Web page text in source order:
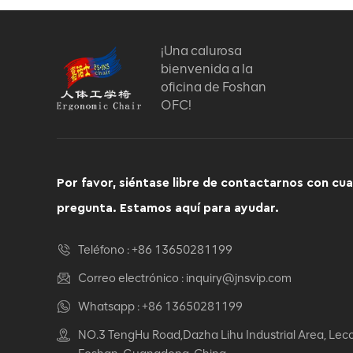
¡Una calurosa
bienvenida a la
oficina de Foshan
OFC!
Por favor, siéntase libre de contactarnos con
pregunta. Estamos aquí para ayudar.
Teléfono :+86 13650281199
Correo electrónico : inquiry@jnsvip.com
Whatsapp :+86 13650281199
NO.3 TengHu Road,Dazha Lihu Industrial Area,